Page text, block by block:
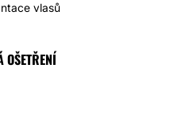
vlasů
OŠETŘENÍ